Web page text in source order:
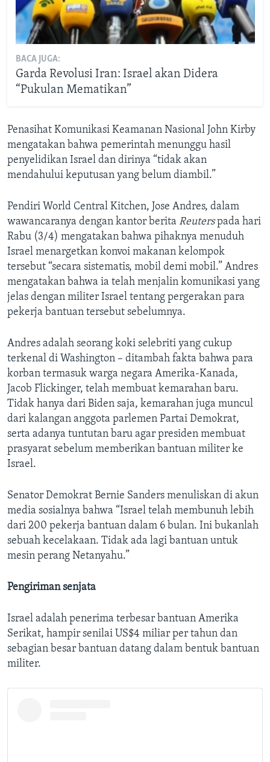
BACA JUGA:
Garda Revolusi Iran: Israel akan Didera
“Pukulan Mematikan”
Penasihat Komunikasi Keamanan Nasional John Kirby
mengatakan bahwa pemerintah menunggu hasil
penyelidikan Israel dan dirinya “tidak akan
mendahului keputusan yang belum diambil.”
Pendiri World Central Kitchen, Jose Andres, dalam
wawancaranya dengan kantor berita Reuterspada hari
Rabu (3/4) mengatakan bahwa pihaknya menuduh
Israel menargetkan konvoi makanan kelompok
tersebut “secara sistematis, mobil demi mobil.” Andres
mengatakan bahwa ia telah menjalin komunikasi yang
jelas dengan militer Israel tentang pergerakan para
pekerja bantuan tersebut sebelumnya.
Andres adalah seorang koki selebriti yang cukup
terkenal di Washington – ditambah fakta bahwa para
korban termasuk warga negara Amerika-Kanada,
Jacob Flickinger, telah membuat kemarahan baru.
Tidak hanya dari Biden saja, kemarahan juga muncul
dari kalangan anggota parlemen Partai Demokrat,
serta adanya tuntutan baru agar presiden membuat
prasyarat sebelum memberikan bantuan militer ke
Israel.
Senator Demokrat Bernie Sanders menuliskan di akun
media sosialnya bahwa “Israel telah membunuh lebih
dari 200 pekerja bantuan dalam 6 bulan. Ini bukanlah
sebuah kecelakaan. Tidak ada lagi bantuan untuk
mesin perang Netanyahu.”
Pengiriman senjata
Israel adalah penerima terbesar bantuan Amerika
Serikat, hampir senilai US$4 miliar per tahun dan
sebagian besar bantuan datang dalam bentuk bantuan
militer.